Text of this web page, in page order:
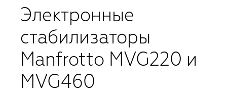
Электронные
стабилизаторы
Manfrotto MVG220 и
MVG460